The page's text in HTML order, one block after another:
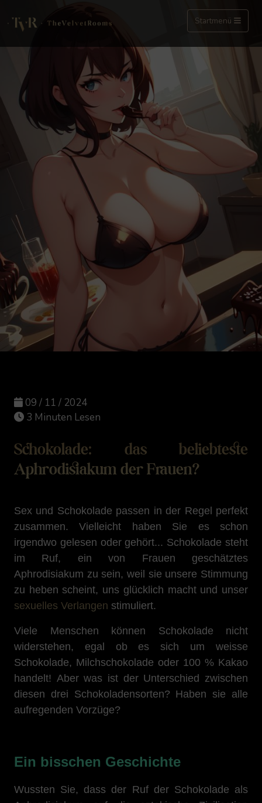
Startmenü
09 / 11 / 2024
3 Minuten Lesen
Schokolade: das beliebteste
Aphrodisiakum der Frauen?
Sex und Schokolade passen in der Regel perfekt
zusammen. Vielleicht haben Sie es schon
irgendwo gelesen oder gehört... Schokolade steht
im Ruf, ein von Frauen geschätztes
Aphrodisiakum zu sein, weil sie unsere Stimmung
zu heben scheint, uns glücklich macht und unser
sexuelles Verlangen stimuliert.
Viele Menschen können Schokolade nicht
widerstehen, egal ob es sich um weisse
Schokolade, Milchschokolade oder 100 % Kakao
handelt! Aber was ist der Unterschied zwischen
diesen drei Schokoladensorten? Haben sie alle
aufregenden Vorzüge?
Ein bisschen Geschichte
Wussten Sie, dass der Ruf der Schokolade als